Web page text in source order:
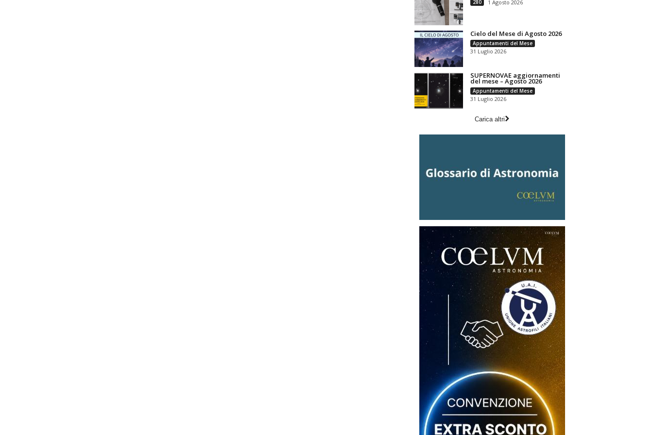
280 1 Agosto 2026
Cielo del Mese di Agosto 2026
Appuntamenti del Mese
31 Luglio 2026
SUPERNOVAE aggiornamenti
del mese – Agosto 2026
Appuntamenti del Mese
31 Luglio 2026
Carica altri